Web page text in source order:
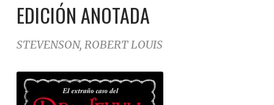
EDICIÓN ANOTADA
STEVENSON, ROBERT LOUIS